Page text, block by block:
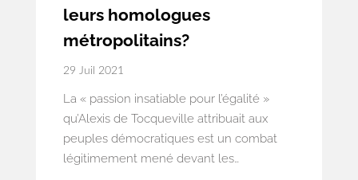
leurs homologues
métropolitains?
29 Juil 2021
La « passion insatiable pour l’égalité »
qu’Alexis de Tocqueville attribuait aux
peuples démocratiques est un combat
légitimement mené devant les